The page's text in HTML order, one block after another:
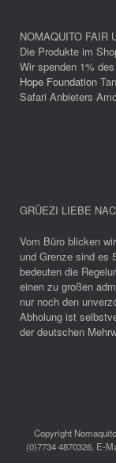
NOMAQUITO FAIR
Die Produkte im
Wir spenden 1%
Hope Foundation
Safari Anbieters
GRÜEZI LIEBE
Vom Büro blicken
und Grenze sind es
bedeuten die
einen zu großen
nur noch den
Abholung ist
der deutschen
Copyright
(0)7734 4870326, E-